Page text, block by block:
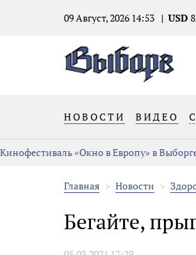
09 Август, 2026 14:53 USD
НОВОСТИ ВИДЕО
Кинофестиваль «Окно в Европу» в
Главная Новости
Бегайте,